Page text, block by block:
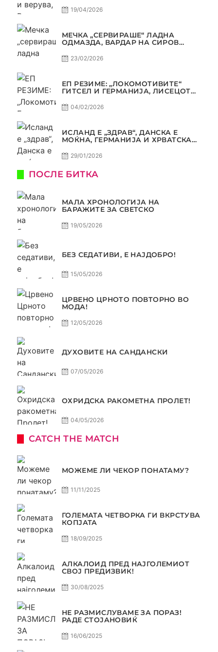
19/04/2026
МЕЧКА „СЕРВИРАШЕ“ ЛАДНА
ОДМАЗДА, ВАРДАР НА СИРОВ
АВТОКОМАНДА
23/02/2026
ЕП РЕЗИМЕ: „ЛОКОМОТИВИТЕ“
ГИТСЕЛ И ГЕРМАНИЈА, ЛИСЕЦОТ
04/02/2026
ИСЛАНД Е „ЗДРАВ“, ДАНСКА Е
МОЌНА, ГЕРМАНИЈА И ХРВАТСКА
29/01/2026
ПОСЛЕ БИТКА
МАЛА ХРОНОЛОГИЈА НА
БАРАЖИТЕ ЗА СВЕТСКО
19/05/2026
БЕЗ СЕДАТИВИ, Е НАЈДОБРО!
15/05/2026
ЦРВЕНО ЦРНОТО ПОВТОРНО ВО
МОДА!
12/05/2026
ДУХОВИТЕ НА САНДАНСКИ
07/05/2026
ОХРИДСКА РАКОМЕТНА ПРОЛЕТ!
04/05/2026
CATCH THE MATCH
МОЖЕМЕ ЛИ ЧЕКОР ПОНАТАМУ?
11/11/2025
ГОЛЕМАТА ЧЕТВОРКА ГИ ВКРСТУВА
КОПЈАТА
18/09/2025
АЛКАЛОИД ПРЕД НАЈГОЛЕМИОТ
СВОЈ ПРЕДИЗВИК!
30/08/2025
НЕ РАЗМИСЛУВАМЕ ЗА ПОРАЗ!
РАДЕ СТОЈАНОВИЌ
16/06/2025